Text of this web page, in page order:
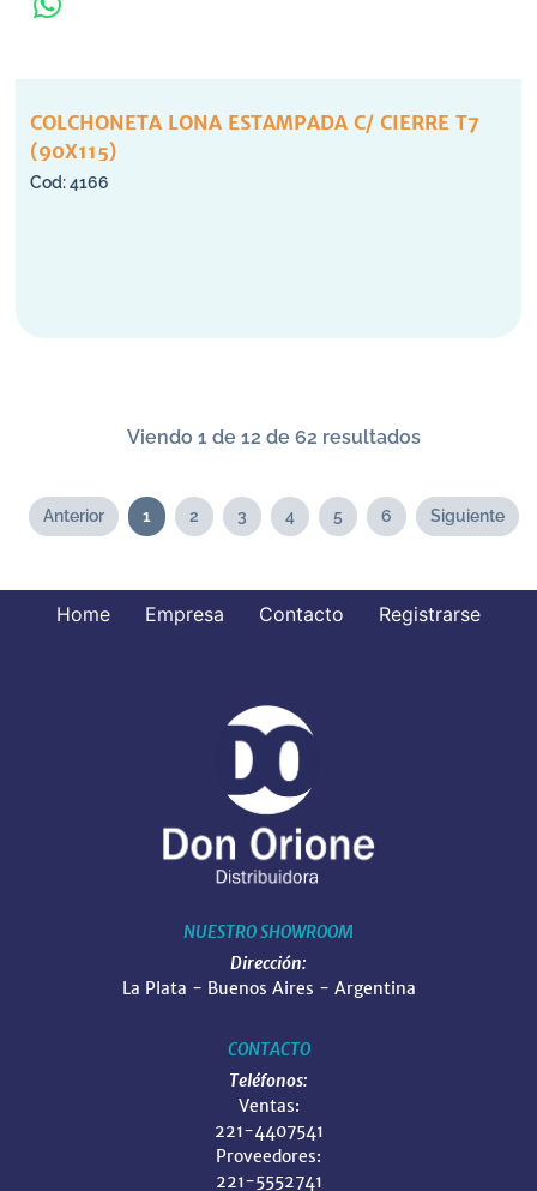
COLCHONETA LONA ESTAMPADA C/ CIERRE T7
(90X115)
4166
Viendo 1 de 12 de 62 resultados
Anterior 1 2 3 4 5 6 Siguiente
Home Empresa Contacto Registrarse
NUESTRO SHOWROOM
Dirección:
La Plata - Buenos Aires - Argentina
CONTACTO
Teléfonos:
Ventas:
221-4407541
Proveedores:
221-5552741